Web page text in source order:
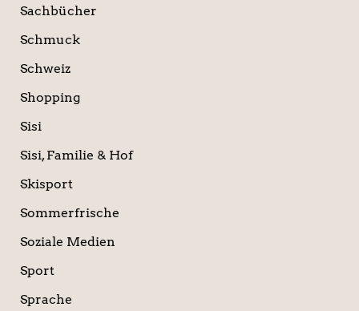
Sachbücher
Schmuck
Schweiz
Shopping
Sisi
Sisi, Familie & Hof
Skisport
Sommerfrische
Soziale Medien
Sport
Sprache